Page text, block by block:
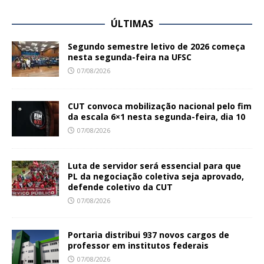
ÚLTIMAS
Segundo semestre letivo de 2026 começa
nesta segunda-feira na UFSC
07/08/2026
CUT convoca mobilização nacional pelo fim
da escala 6×1 nesta segunda-feira, dia 10
07/08/2026
Luta de servidor será essencial para que
PL da negociação coletiva seja aprovado,
defende coletivo da CUT
07/08/2026
Portaria distribui 937 novos cargos de
professor em institutos federais
07/08/2026